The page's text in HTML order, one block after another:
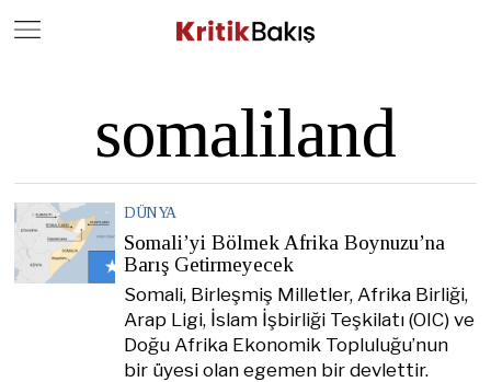
somaliland
DÜNYA
Somali’yi Bölmek Afrika Boynuzu’na
Barış Getirmeyecek
Somali, Birleşmiş Milletler, Afrika Birliği,
Arap Ligi, İslam İşbirliği Teşkilatı (OIC) ve
Doğu Afrika Ekonomik Topluluğu’nun
bir üyesi olan egemen bir devlettir.